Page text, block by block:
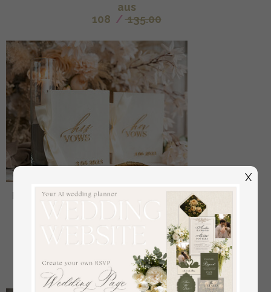
aus
108 / 135.00
Braut- und Bräutigam-Eidbücher, Hochzeitsgelübde,
personalisierte Eid-Heftchen, seine und ihre
Eidbücher, maßgeschneiderte Hochzeitsgelübde-
Boxen, Brautparty-Geschenk
aus
34/ 42.00
X